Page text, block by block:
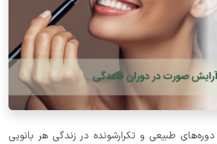
طبیعی و تکرارشونده در زندگی هر بانویی